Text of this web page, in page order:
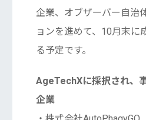
企業、オブザーバー自治
ョンを進めて、10月末に
る予定です。
AgeTechXに採択され、
企業